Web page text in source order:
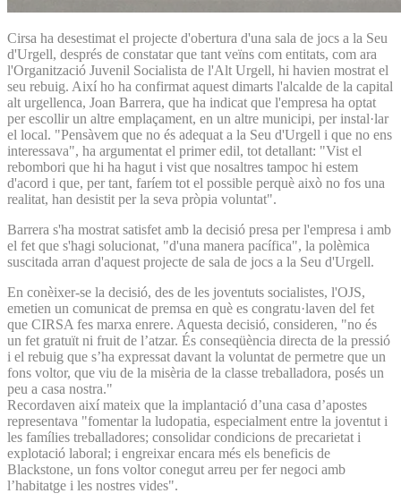
Cirsa ha desestimat el projecte d'obertura d'una sala de jocs a la Seu
d'Urgell, després de constatar que tant veïns com entitats, com ara
l'Organització Juvenil Socialista de l'Alt Urgell, hi havien mostrat el
seu rebuig. Així ho ha confirmat aquest dimarts l'alcalde de la capital
alt urgellenca, Joan Barrera, que ha indicat que l'empresa ha optat
per escollir un altre emplaçament, en un altre municipi, per instal·lar
el local. "Pensàvem que no és adequat a la Seu d'Urgell i que no ens
interessava", ha argumentat el primer edil, tot detallant: "Vist el
rebombori que hi ha hagut i vist que nosaltres tampoc hi estem
d'acord i que, per tant, faríem tot el possible perquè això no fos una
realitat, han desistit per la seva pròpia voluntat".
Barrera s'ha mostrat satisfet amb la decisió presa per l'empresa i amb
el fet que s'hagi solucionat, "d'una manera pacífica", la polèmica
suscitada arran d'aquest projecte de sala de jocs a la Seu d'Urgell.
En conèixer-se la decisió, des de les joventuts socialistes, l'OJS,
emetien un comunicat de premsa en què es congratu·laven del fet
que CIRSA fes marxa enrere. Aquesta decisió, consideren, "no és
un fet gratuït ni fruit de l’atzar. És conseqüència directa de la pressió
i el rebuig que s’ha expressat davant la voluntat de permetre que un
fons voltor, que viu de la misèria de la classe treballadora, posés un
peu a casa nostra."
Recordaven així mateix que la implantació d’una casa d’apostes
representava "fomentar la ludopatia, especialment entre la joventut i
les famílies treballadores; consolidar condicions de precarietat i
explotació laboral; i engreixar encara més els beneficis de
Blackstone, un fons voltor conegut arreu per fer negoci amb
l’habitatge i les nostres vides".